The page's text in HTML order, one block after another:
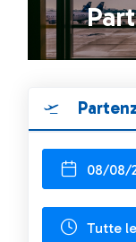
08/08/
Tutte